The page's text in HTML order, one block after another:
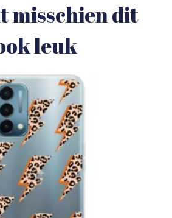
misschien dit
leuk